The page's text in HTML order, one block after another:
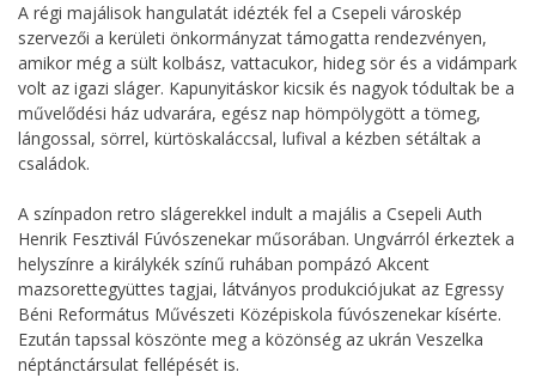
A régi majálisok hangulatát idézték fel a Csepeli városkép
szervezői a kerületi önkormányzat támogatta rendezvényen,
amikor még a sült kolbász, vattacukor, hideg sör és a vidámpark
volt az igazi sláger. Kapunyitáskor kicsik és nagyok tódultak be a
művelődési ház udvarára, egész nap hömpölygött a tömeg,
lángossal, sörrel, kürtöskaláccsal, lufival a kézben sétáltak a
családok.
A színpadon retro slágerekkel indult a majális a Csepeli Auth
Henrik Fesztivál Fúvószenekar műsorában. Ungvárról érkeztek a
helyszínre a királykék színű ruhában pompázó Akcent
mazsorettegyüttes tagjai, látványos produkciójukat az Egressy
Béni Református Művészeti Középiskola fúvószenekar kísérte.
Ezután tapssal köszönte meg a közönség az ukrán Veszelka
néptánctársulat fellépését is.